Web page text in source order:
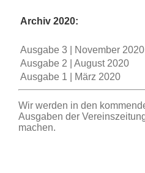
Archiv 2020:
Ausgabe 3 | November 2020
Ausgabe 2 | August 2020
Ausgabe 1 | März 2020
Wir werden in den
Ausgaben der
machen.